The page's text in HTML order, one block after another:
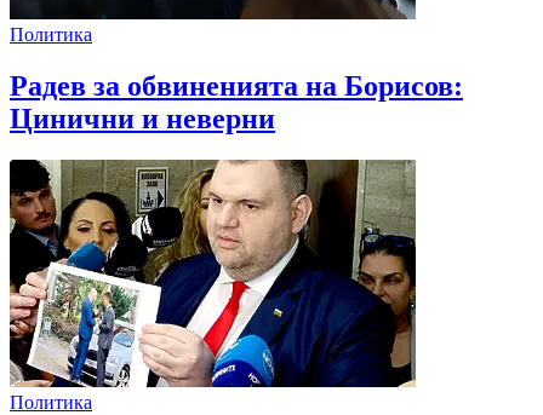
Политика
Радев за обвиненията на Борисов:
Цинични и неверни
Политика